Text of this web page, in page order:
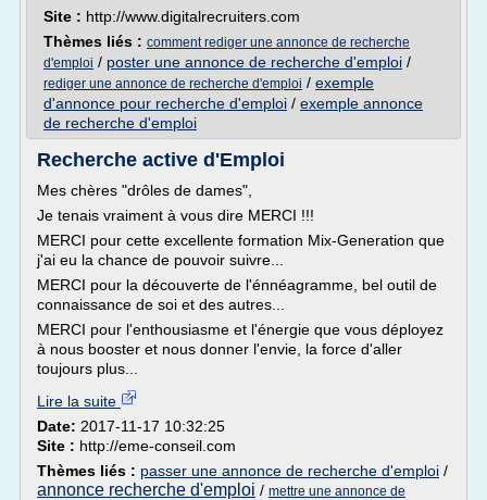
Site : http://www.digitalrecruiters.com
Thèmes liés : comment rediger une annonce de recherche
d'emploi / poster une annonce de recherche d'emploi /
rediger une annonce de recherche d'emploi / exemple
d'annonce pour recherche d'emploi / exemple annonce
de recherche d'emploi
Recherche active d'Emploi
Mes chères "drôles de dames",
Je tenais vraiment à vous dire MERCI !!!
MERCI pour cette excellente formation Mix-Generation que
j'ai eu la chance de pouvoir suivre...
MERCI pour la découverte de l'énnéagramme, bel outil de
connaissance de soi et des autres...
MERCI pour l'enthousiasme et l'énergie que vous déployez
à nous booster et nous donner l'envie, la force d'aller
toujours plus...
Lire la suite
Date: 2017-11-17 10:32:25
Site : http://eme-conseil.com
Thèmes liés : passer une annonce de recherche d'emploi /
annonce recherche d'emploi / mettre une annonce de